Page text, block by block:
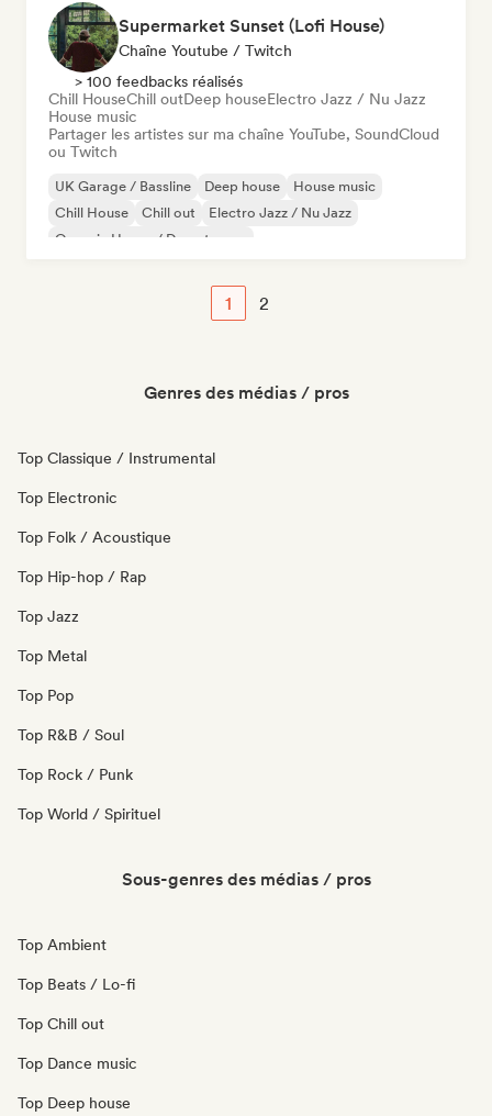
Supermarket Sunset (Lofi House)
Chaîne Youtube / Twitch
> 100 feedbacks réalisés
Chill HouseChill outDeep houseElectro Jazz / Nu Jazz
House music
Partager les artistes sur ma chaîne YouTube, SoundCloud
ou Twitch
UK Garage / Bassline Deep house
House music
Chill House
Chill out
Electro Jazz / Nu Jazz
Organic House / Downtempo
1 2
Genres des médias / pros
Top Classique / Instrumental
Top Electronic
Top Folk / Acoustique
Top Hip-hop / Rap
Top Jazz
Top Metal
Top Pop
Top R&B / Soul
Top Rock / Punk
Top World / Spirituel
Sous-genres des médias / pros
Top Ambient
Top Beats / Lo-fi
Top Chill out
Top Dance music
Top Deep house